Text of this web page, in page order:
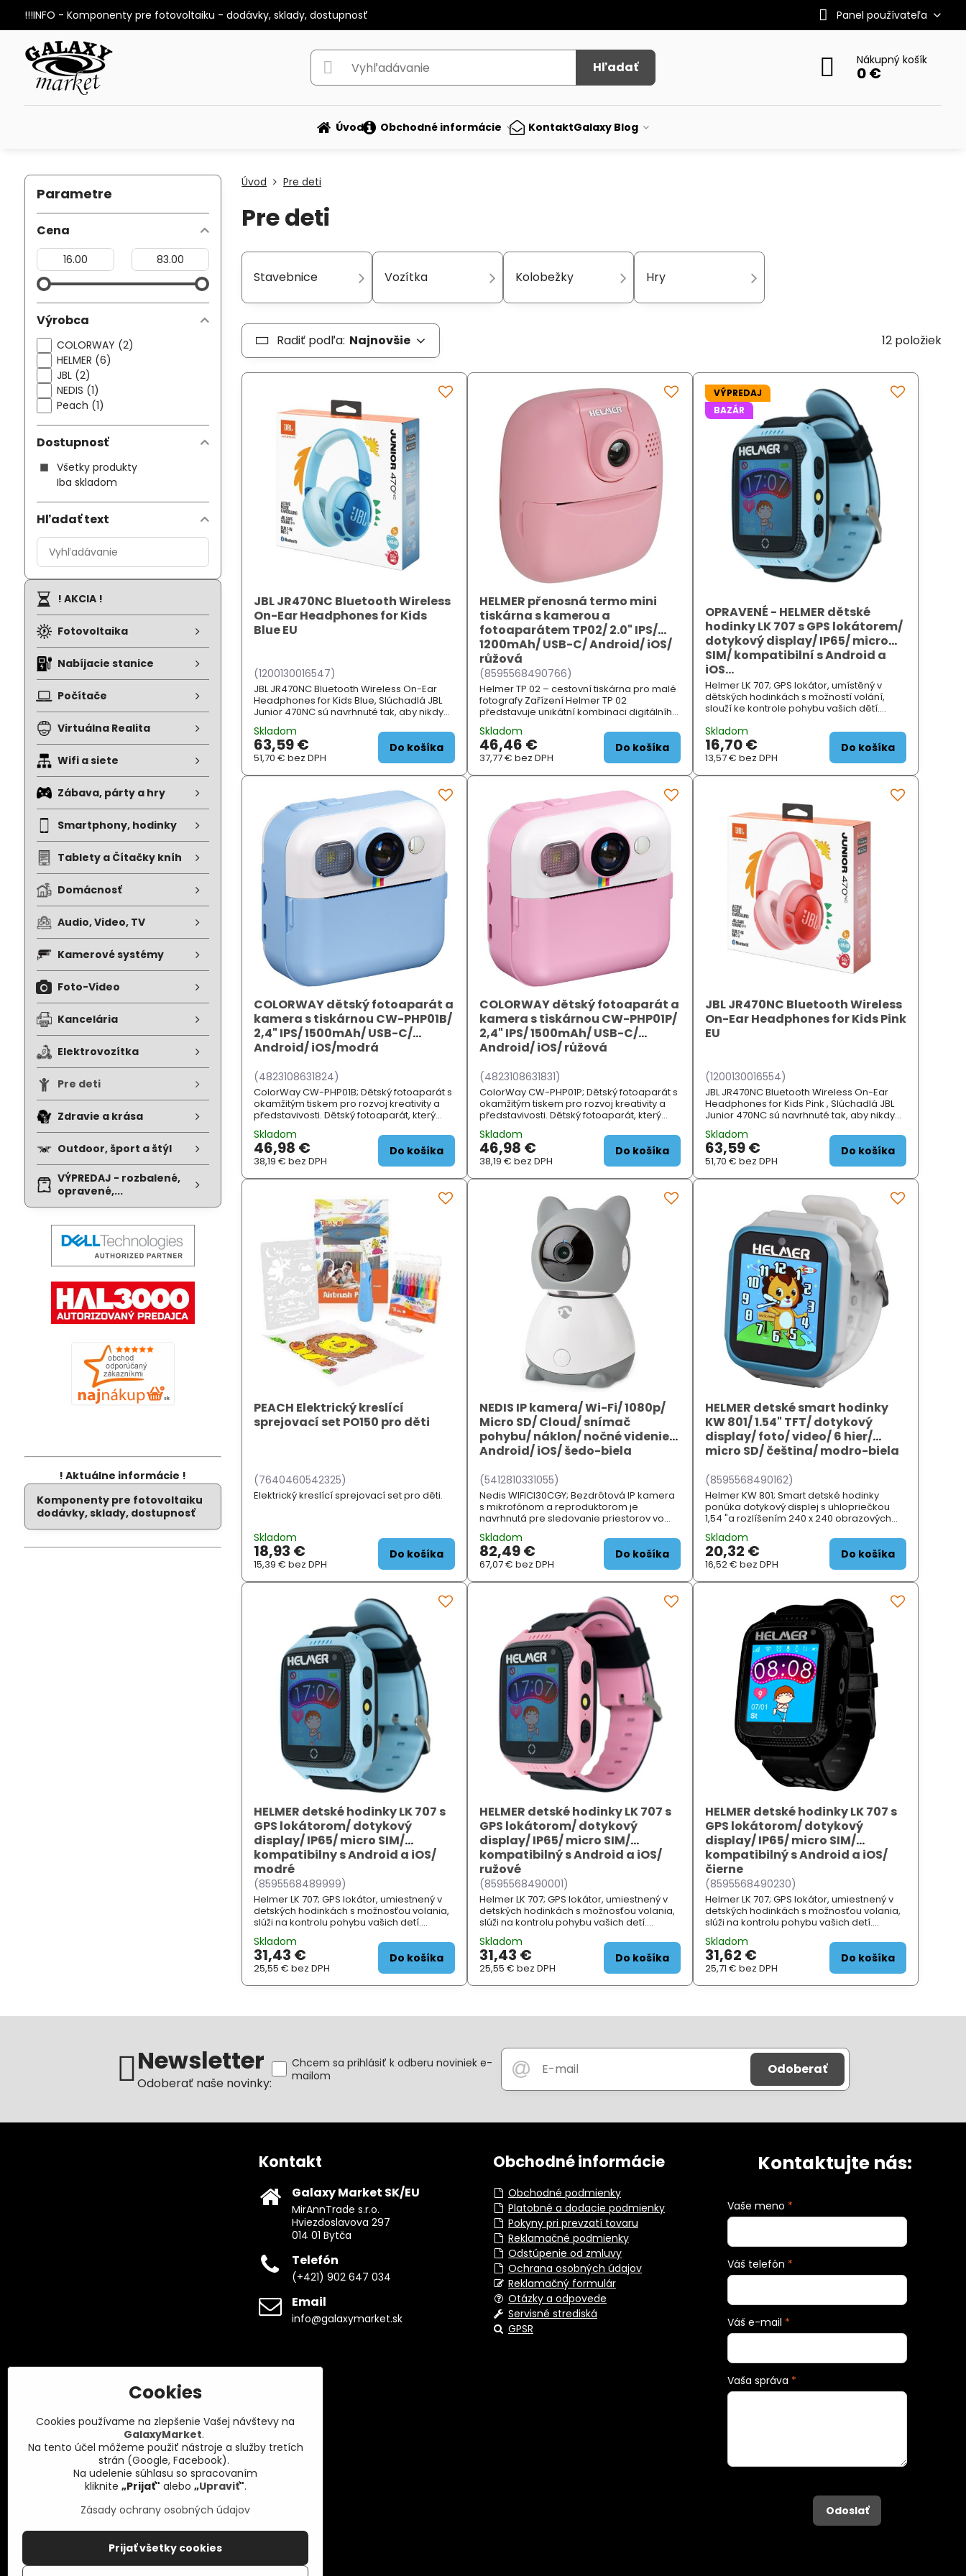
!!!INFO - Komponenty pre fotovoltaiku - dodávky, sklady, dostupnosť Panel používateľa
Hľadať Nákupný košík
0 €
Úvod Obchodné informácie KontaktGalaxy Blog
Úvod Pre deti
Pre deti
Stavebnice Vozítka Kolobežky Hry
Radiť podľa: Najnovšie 12 položiek
JBL JR470NC Bluetooth Wireless
On-Ear Headphones for Kids
Blue EU
(1200130016547)
JBL JR470NC Bluetooth Wireless On-Ear
Headphones for Kids Blue, Slúchadlá JBL
Junior 470NC sú navrhnuté tak, aby nikdy
neprekročili 85dB. Vaše deti si tak môžu
vychutnať rovnaký skvelý zvuk, vďaka
ktorému sa JBL stala legendou, s
hlasitosťou, ktorá je vždy bezpečná pre ich
Skladom
63,59 €
51,70 €bez DPH
Do košíka
HELMER přenosná termo mini
tiskárna s kamerou a
fotoaparátem TP02/ 2.0" IPS/
1200mAh/ USB-C/ Android/ iOS/
růžová
(8595568490766)
Helmer TP 02 – cestovní tiskárna pro malé
fotografy Zařízení Helmer TP 02
představuje unikátní kombinaci digitálního
fotoaparátu a tiskárny . Je ideální pro děti,
které se jednoduchou formou naučí fotit,
tisknout vlastní fotografie a zacházet s
výp...
Skladom
46,46 €
37,77 €bez DPH
Do košíka
VÝPREDAJ
BAZÁR
OPRAVENÉ - HELMER dětské
hodinky LK 707 s GPS lokátorem/
dotykový display/ IP65/ micro
SIM/ kompatibilní s Android a
iOS...
Helmer LK 707; GPS lokátor, umístěný v
dětských hodinkách s možností volání,
slouží ke kontrole pohybu vašich dětí.
, vodotěsnost a velmi citlivý přijímač,
zajišťující přesnou lokalizaci. Díky využití
signál...
Skladom
16,70 €
13,57 €bez DPH
Do košíka
COLORWAY dětský fotoaparát a
kamera s tiskárnou CW-PHP01B/
2,4" IPS/ 1500mAh/ USB-C/
Android/ iOS/modrá
(4823108631824)
ColorWay CW-PHP01B; Dětský fotoaparát s
okamžitým tiskem pro rozvoj kreativity a
představivosti. Dětský fotoaparát, který
kombinuje funkce digitálního fotoaparátu
a termální tiskárny, což umožňuje dětem
okamžitě vytisknout své oblíbené snímky.
Díky te...
Skladom
46,98 €
38,19 €bez DPH
Do košíka
COLORWAY dětský fotoaparát a
kamera s tiskárnou CW-PHP01P/
2,4" IPS/ 1500mAh/ USB-C/
Android/ iOS/ růžová
(4823108631831)
ColorWay CW-PHP01P; Dětský fotoaparát s
okamžitým tiskem pro rozvoj kreativity a
představivosti. Dětský fotoaparát, který
kombinuje funkce digitálního fotoaparátu
a termální tiskárny, což umožňuje dětem
okamžitě vytisknout své oblíbené snímky.
Díky te...
Skladom
46,98 €
38,19 €bez DPH
Do košíka
JBL JR470NC Bluetooth Wireless
On-Ear Headphones for Kids Pink
EU
(1200130016554)
JBL JR470NC Bluetooth Wireless On-Ear
Headphones for Kids Pink , Slúchadlá JBL
Junior 470NC sú navrhnuté tak, aby nikdy
neprekročili 85dB. Vaše deti si tak môžu
vychutnať rovnaký skvelý zvuk, vďaka
ktorému sa JBL stala legendou, s
hlasitosťou
Skladom
63,59 €
51,70 €bez DPH
Do košíka
PEACH Elektrický kreslící
sprejovací set PO150 pro děti
(7640460542325)
Elektrický kreslící sprejovací set pro děti.
Skladom
18,93 €
15,39 €bez DPH
Do košíka
NEDIS IP kamera/ Wi-Fi/ 1080p/
Micro SD/ Cloud/ snímač
pohybu/ náklon/ nočné videnie/
Android/ iOS/ šedo-biela
(5412810331055)
Nedis WIFICI30CGY; Bezdrôtová IP kamera
s mikrofónom a reproduktorom je
navrhnutá pre sledovanie priestorov vo
vysokom rozlíšení obrazu Full HD 1080p pri
25 fps . Vďaka kompaktnej konštrukcii ju
možno umiestniť kamkoľvek
Skladom
82,49 €
67,07 €bez DPH
Do košíka
HELMER detské smart hodinky
KW 801/ 1.54" TFT/ dotykový
display/ foto/ video/ 6 hier/
micro SD/ čeština/ modro-biela
(8595568490162)
Helmer KW 801; Smart detské hodinky
ponúka dotykový displej s uhlopriečkou
1,54 "a rozlíšením 240 x 240 obrazových
bodov. Okrem funkcií ako krokomer ,
budík, stopky alebo hlasový záznamník
obsahujú aj 6 zábavných hier
Skladom
20,32 €
16,52 €bez DPH
Do košíka
HELMER detské hodinky LK 707 s
GPS lokátorom/ dotykový
display/ IP65/ micro SIM/
kompatibilny s Android a iOS/
modré
(8595568489999)
Helmer LK 707; GPS lokátor, umiestnený v
detských hodinkách s možnosťou volania,
slúži na kontrolu pohybu vašich detí.
displej , vodotesnosť a veľmi citlivý
prijímač,
Skladom
31,43 €
25,55 €bez DPH
Do košíka
HELMER detské hodinky LK 707 s
GPS lokátorom/ dotykový
display/ IP65/ micro SIM/
kompatibilný s Android a iOS/
ružové
(8595568490001)
Helmer LK 707; GPS lokátor, umiestnený v
detských hodinkách s možnosťou volania,
slúži na kontrolu pohybu vašich detí.
displej , vodotesnosť a veľmi citlivý
prijímač,
Skladom
31,43 €
25,55 €bez DPH
Do košíka
HELMER detské hodinky LK 707 s
GPS lokátorom/ dotykový
display/ IP65/ micro SIM/
kompatibilný s Android a iOS/
čierne
(8595568490230)
Helmer LK 707; GPS lokátor, umiestnený v
detských hodinkách s možnosťou volania,
slúži na kontrolu pohybu vašich detí.
displej , vodotesnosť a veľmi citlivý
prijímač, zaisťujúci
Skladom
31,62 €
25,71 €bez DPH
Do košíka
Parametre
Cena
Od:
Do:
Výrobca
COLORWAY (2)
HELMER (6)
JBL (2)
NEDIS (1)
Peach (1)
Dostupnosť
Všetky produkty
Iba skladom
Hľadať text
Prehľadať
výsledky
filtra
fulltextom
! AKCIA !
Fotovoltaika
Nabíjacie stanice
Počítače
Virtuálna Realita
Wifi a siete
Zábava, párty a hry
Smartphony, hodinky
Tablety a Čítačky kníh
Domácnosť
Audio, Video, TV
Kamerové systémy
Foto-Video
Kancelária
Elektrovozítka
Pre deti
Zdravie a krása
Outdoor, šport a štýl
VÝPREDAJ - rozbalené,
opravené,...
! Aktuálne informácie !
Komponenty pre fotovoltaiku
dodávky, sklady, dostupnosť
Newsletter
Odoberať naše novinky:
Odoberať
Chcem sa prihlásiť k odberu noviniek e-
mailom
Kontakt
Galaxy Market SK/EU
MirAnnTrade s.r.o.
Hviezdoslavova 297
014 01 Bytča
Telefón
(+421) 902 647 034
Email
info@galaxymarket.sk
Obchodné informácie
Obchodné podmienky
Platobné a dodacie podmienky
Pokyny pri prevzatí tovaru
Reklamačné podmienky
Odstúpenie od zmluvy
Ochrana osobných údajov
Reklamačný formulár
Otázky a odpovede
Servisné strediská
GPSR
Kontaktujte nás:
Vaše meno *
Váš telefón *
Váš e-mail *
Vaša správa *
Odoslať
Cookies
Cookies používame na zlepšenie Vašej návštevy na
GalaxyMarket.
Na tento účel môžeme použiť nástroje a služby tretích
strán (Google, Facebook).
Na udelenie súhlasu so spracovaním
kliknite „Prijať" alebo „Upraviť".
Zásady ochrany osobných údajov
Prijať všetky cookies